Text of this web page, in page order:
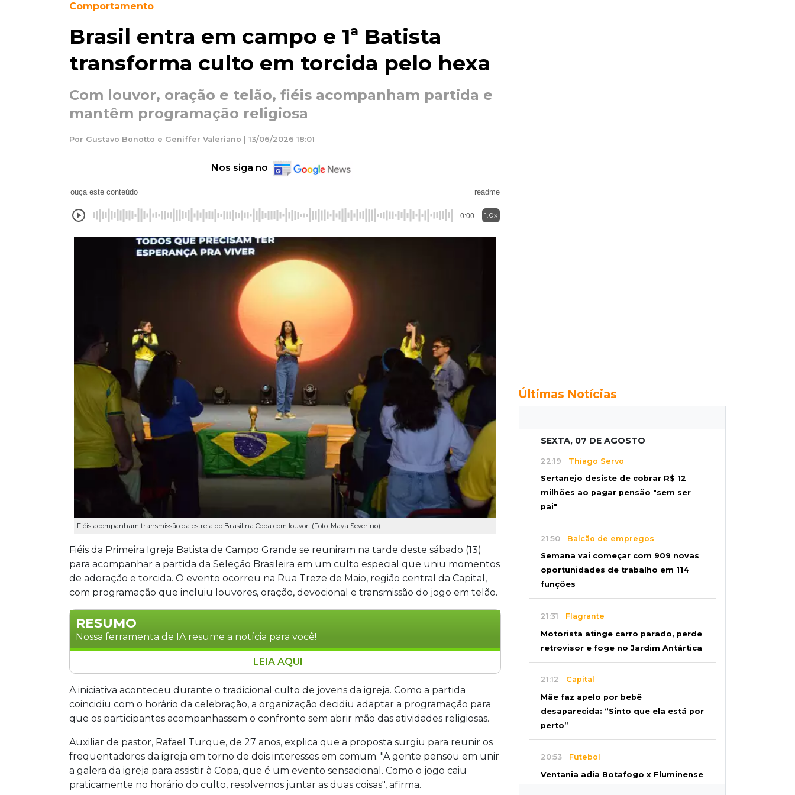
Comportamento
Brasil entra em campo e 1ª Batista
transforma culto em torcida pelo hexa
Com louvor, oração e telão, fiéis acompanham partida e
mantêm programação religiosa
Por Gustavo Bonotto e Geniffer Valeriano | 13/06/2026 18:01
Nos siga no
ouça este conteúdo readme
0:00 1.0x
Fiéis acompanham transmissão da estreia do Brasil na Copa com louvor. (Foto: Maya Severino)
Fiéis da Primeira Igreja Batista de Campo Grande se reuniram na tarde deste sábado (13)
para acompanhar a partida da Seleção Brasileira em um culto especial que uniu momentos
de adoração e torcida. O evento ocorreu na Rua Treze de Maio, região central da Capital,
com programação que incluiu louvores, oração, devocional e transmissão do jogo em telão.
RESUMO
Nossa ferramenta de IA resume a notícia para você!
Fiéis da Primeira Igreja Batista de Campo Grande se reuniram no sábado (13) para
assistir à estreia do Brasil na Copa do Mundo em um culto especial que uniu louvor,
oração e torcida. O evento ocorreu na Rua Treze de Maio e incluiu transmissão em
telão, pintura de rosto e troca de figurinhas. O encontro também arrecadou recursos
LEIA AQUI
A iniciativa aconteceu durante o tradicional culto de jovens da igreja. Como a partida
coincidiu com o horário da celebração, a organização decidiu adaptar a programação para
que os participantes acompanhassem o confronto sem abrir mão das atividades religiosas.
Auxiliar de pastor, Rafael Turque, de 27 anos, explica que a proposta surgiu para reunir os
frequentadores da igreja em torno de dois interesses em comum. "A gente pensou em unir
a galera da igreja para assistir à Copa, que é um evento sensacional. Como o jogo caiu
praticamente no horário do culto, resolvemos juntar as duas coisas", afirma.
Últimas Notícias
SEXTA, 07 DE AGOSTO
22:19 Thiago Servo
Sertanejo desiste de cobrar R$ 12
milhões ao pagar pensão "sem ser
pai"
21:50 Balcão de empregos
Semana vai começar com 909 novas
oportunidades de trabalho em 114
funções
21:31 Flagrante
Motorista atinge carro parado, perde
retrovisor e foge no Jardim Antártica
21:12 Capital
Mãe faz apelo por bebê
desaparecida: “Sinto que ela está por
perto”
20:53 Futebol
Ventania adia Botafogo x Fluminense